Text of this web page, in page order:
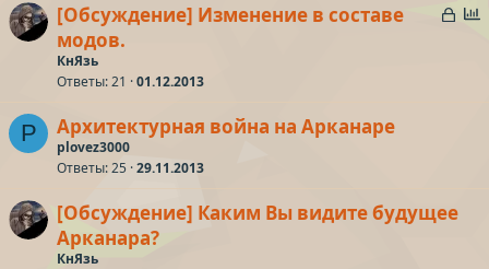
З
[Обсуждение] Изменение в составе
модов.
КнЯзь
Ответы 21 01.12.2013
P Архитектурная война на Арканаре
plovez3000
Ответы 25 29.11.2013
[Обсуждение] Каким Вы видите будущее
Арканара?
КнЯзь